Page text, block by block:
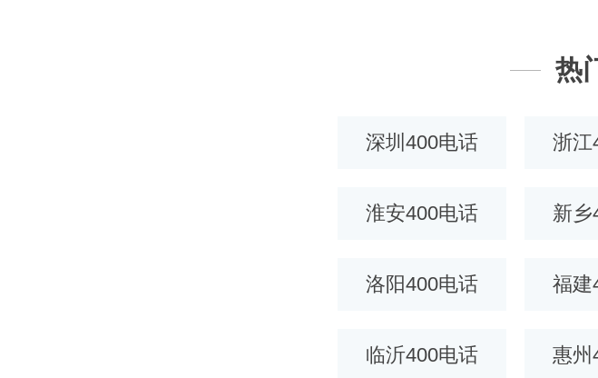
热
深圳400电话 浙江
淮安400电话 新乡
洛阳400电话 福建
临沂400电话 惠州